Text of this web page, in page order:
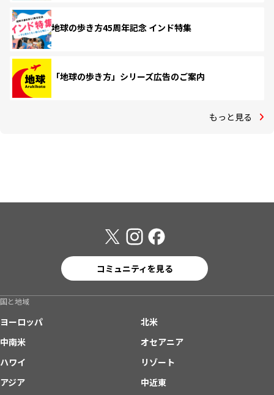
地球の歩き方45周年記念 インド特集
「地球の歩き方」シリーズ広告のご案内
もっと見る
コミュニティを見る
国と地域
ヨーロッパ
北米
中南米
オセアニア
ハワイ
リゾート
アジア
中近東